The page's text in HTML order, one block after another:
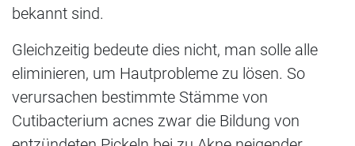
bekannt sind.
Gleichzeitig bedeute dies nicht, man solle alle
eliminieren, um Hautprobleme zu lösen. So
verursachen bestimmte Stämme von
Cutibacterium acnes zwar die Bildung von